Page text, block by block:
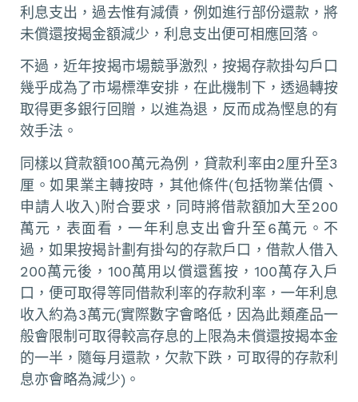
利息支出，過去惟有減債，例如進行部份還款，將
未償還按揭金額減少，利息支出便可相應回落。
不過，近年按揭市場競爭激烈，按揭存款掛勾戶口
幾乎成為了市場標準安排，在此機制下，透過轉按
取得更多銀行回贈，以進為退，反而成為慳息的有
效手法。
同樣以貸款額100萬元為例，貸款利率由2厘升至3
厘。如果業主轉按時，其他條件(包括物業估價、
申請人收入)附合要求，同時將借款額加大至200
萬元，表面看，一年利息支出會升至6萬元。不
過，如果按揭計劃有掛勾的存款戶口，借款人借入
200萬元後，100萬用以償還舊按，100萬存入戶
口，便可取得等同借款利率的存款利率，一年利息
收入約為3萬元(實際數字會略低，因為此類產品一
般會限制可取得較高存息的上限為未償還按揭本金
的一半，隨每月還款，欠款下跌，可取得的存款利
息亦會略為減少)。